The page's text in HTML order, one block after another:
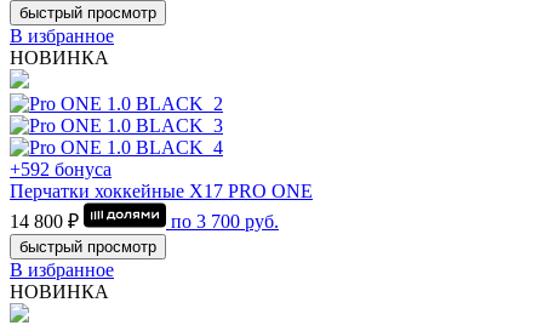
быстрый просмотр
В избранное
НОВИНКА
+592 бонуса
Перчатки хоккейные Х17 PRO ONE
14 800 ₽
по 3 700 руб.
быстрый просмотр
В избранное
НОВИНКА